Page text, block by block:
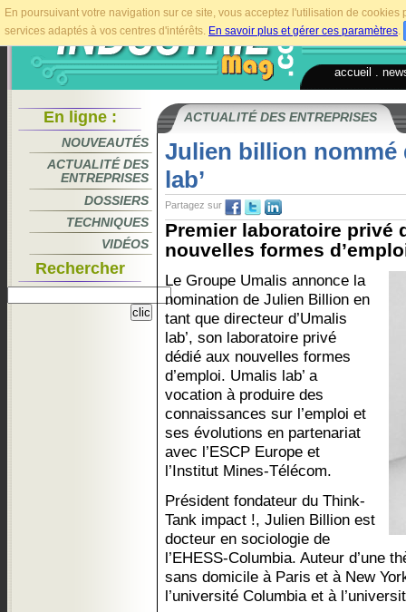
En poursuivant votre navigation sur ce site, vous acceptez l'utilisation de
services adaptés à vos centres d'intérêts. En savoir plus et gérer ces paramètres.
accueil
En ligne :
NOUVEAUTÉS
ACTUALITÉ DES
ENTREPRISES
DOSSIERS
TECHNIQUES
VIDÉOS
Rechercher
ACTUALITÉ DES ENTREPRISES
Julien billion nommé
lab’
Partagez sur
Premier laboratoire privé
nouvelles formes
Le Groupe Umalis annonce la
nomination de Julien Billion en
tant que directeur d’Umalis
lab’, son laboratoire privé
dédié aux nouvelles formes
d’emploi. Umalis lab’ a
vocation à produire des
connaissances sur l’emploi et
ses évolutions en partenariat
avec l’ESCP Europe et
l’Institut Mines-Télécom.
Président fondateur du Think-
Tank impact !, Julien Billion est
docteur en sociologie de
l’EHESS-Columbia. Auteur d’une
sans domicile à Paris et à New
l’université Columbia et à